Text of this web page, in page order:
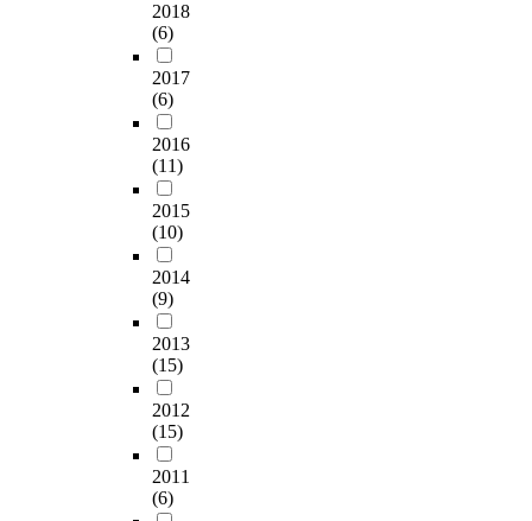
2018
(6)
2017
(6)
2016
(11)
2015
(10)
2014
(9)
2013
(15)
2012
(15)
2011
(6)